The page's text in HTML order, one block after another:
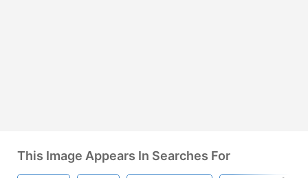
This Image Appears In Searches For